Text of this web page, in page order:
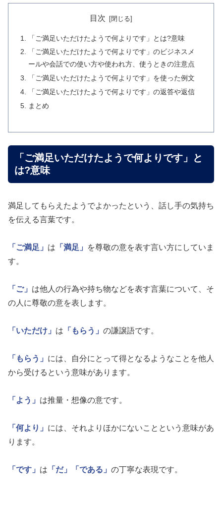
目次
「ご満足いただけたようで何よりです」とは?意味
「ご満足いただけたようで何よりです」のビジネスメ
ールや会話での使い方や使われ方、使うときの注意点
「ご満足いただけたようで何よりです」を使った例文
「ご満足いただけたようで何よりです」の返答や返信
まとめ
「ご満足いただけたようで何よりです」と
は?意味
満足してもらえたようでよかったという、話し手の気持ち
を伝える言葉です。
「ご満足」 は 「満足」
を尊敬の意を表す言い方にしていま
す。
「ご」 は他人の行為や持ち物などを表す言葉について、そ
の人に尊敬の意を表します。
「いただけ」 は 「もらう」 の謙譲語です。
「もらう」 には、自分にとって得となるようなことを他人
から受けるという意味があります。
「よう」 は推量・想像の意です。
「何より」 には、それよりほかにないことという意味があ
ります。
「です」 は 「だ」 「である」 の丁寧な表現です。